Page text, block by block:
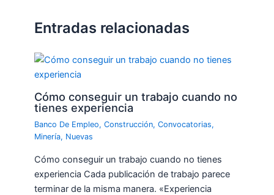
Entradas relacionadas
Cómo conseguir un trabajo cuando no
tienes experiencia
Banco De Empleo,Construcción,Convocatorias,
Minería, Nuevas
Cómo conseguir un trabajo cuando no tienes
experiencia Cada publicación de trabajo parece
terminar de la misma manera. «Experiencia